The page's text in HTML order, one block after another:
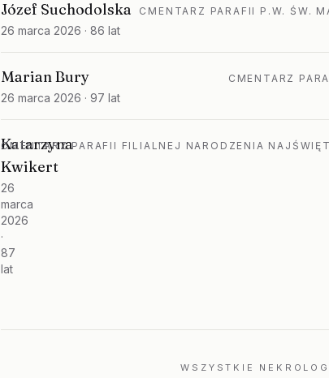
Józef Suchodolska
26 marca 2026 · 86 lat
CMENTARZ PARAFII P.W. ŚW.
Marian Bury
26 marca 2026 · 97 lat
CMENTARZ
Katarzyna
Kwikert
26
marca
2026
·
87
lat
CMENTARZ PARAFII FILIALNEJ NARODZENIA
WSZYSTKIE